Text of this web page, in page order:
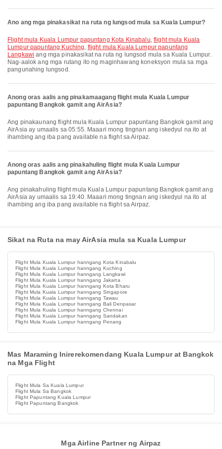
Ano ang mga pinakasikat na ruta ng lungsod mula sa Kuala Lumpur?
flight mula Kuala Lumpur papuntang Kota Kinabalu,flight mula Kuala
Lumpur papuntang Kuching, flight mula Kuala Lumpur papuntang
Langkawi ang mga pinakasikat na ruta ng lungsod mula sa Kuala Lumpur.
Nag-aalok ang mga rutang ito ng maginhawang koneksyon mula sa mga
pangunahing lungsod.
Anong oras aalis ang pinakamaagang flight mula Kuala Lumpur
papuntang Bangkok gamit ang AirAsia?
Ang pinakaunang flight mula Kuala Lumpur papuntang Bangkok gamit ang
AirAsia ay umaalis sa 05:55. Maaari mong tingnan ang iskedyul na ito at
ihambing ang iba pang available na flight sa Airpaz.
Anong oras aalis ang pinakahuling flight mula Kuala Lumpur
papuntang Bangkok gamit ang AirAsia?
Ang pinakahuling flight mula Kuala Lumpur papuntang Bangkok gamit ang
AirAsia ay umaalis sa 19:40. Maaari mong tingnan ang iskedyul na ito at
ihambing ang iba pang available na flight sa Airpaz.
Sikat na Ruta na may AirAsia mula sa Kuala Lumpur
Flight Mula Kuala Lumpur hanngang Kota Kinabalu
Flight Mula Kuala Lumpur hanngang Kuching
Flight Mula Kuala Lumpur hanngang Langkawi
Flight Mula Kuala Lumpur hanngang Jakarta
Flight Mula Kuala Lumpur hanngang Kota Bharu
Flight Mula Kuala Lumpur hanngang Singapore
Flight Mula Kuala Lumpur hanngang Tawau
Flight Mula Kuala Lumpur hanngang Bali Denpasar
Flight Mula Kuala Lumpur hanngang Chennai
Flight Mula Kuala Lumpur hanngang Sandakan
Flight Mula Kuala Lumpur hanngang Penang
Mas Maraming Inirerekomendang Kuala Lumpur at Bangkok
na Mga Flight
Flight Mula Sa Kuala Lumpur
Flight Mula Sa Bangkok
Flight Papuntang Kuala Lumpur
Flight Papuntang Bangkok
Mga Airline Partner ng Airpaz